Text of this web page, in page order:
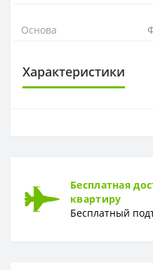
Основа
Характеристики
Раппорт
РУЛОН
Бесплатная
квартиру
Бесплатный